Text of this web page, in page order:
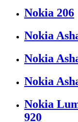
Nokia 206
Nokia
Nokia
Nokia
Nokia
920